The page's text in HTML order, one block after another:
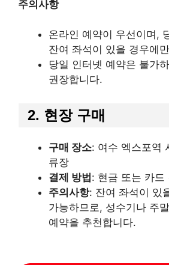
주의사항
온라인 예약이 우선이며,
잔여 좌석이 있을 경우에
당일 인터넷 예약은 불가
권장합니다.
2. 현장 구매
구매 장소: 여수 엑스포역
류장
결제 방법: 현금 또는 카드
주의사항: 잔여 좌석이 있
가능하므로, 성수기나 주
예약을 추천합니다.